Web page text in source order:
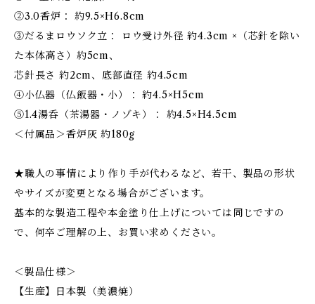
②3.0香炉： 約9.5×H6.8cm
③だるまロウソク立： ロウ受け外径 約4.3cm ×（芯針を除い
た本体高さ）約5cm、
芯針長さ 約2cm、底部直径 約4.5cm
④小仏器（仏飯器・小）： 約4.5×H5cm
⑤1.4湯呑（茶湯器・ノゾキ）： 約4.5×H4.5cm
＜付属品＞香炉灰 約180g
★職人の事情により作り手が代わるなど、若干、製品の形状
やサイズが変更となる場合がございます。
基本的な製造工程や本金塗り仕上げについては同じですの
で、何卒ご理解の上、お買い求めください。
＜製品仕様＞
【生産】日本製（美濃焼）